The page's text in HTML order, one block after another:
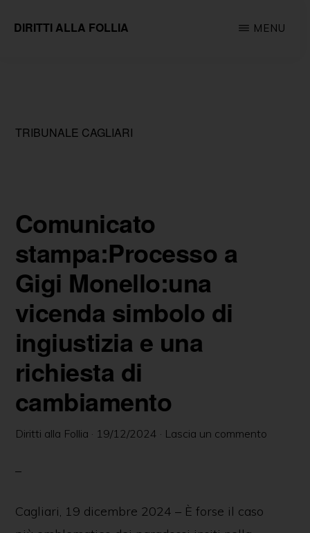
DIRITTI ALLA FOLLIA
della
promozione
dei
diritti
fondamentali
delle
persone
in
psichiatrico
e
MENU
TRIBUNALE CAGLIARI
Comunicato
stampa:Processo a
Gigi Monello:una
vicenda simbolo di
ingiustizia e una
richiesta di
cambiamento
Diritti alla Follia · 19/12/2024 · Lascia un commento
Cagliari, 19 dicembre 2024 – È forse il caso